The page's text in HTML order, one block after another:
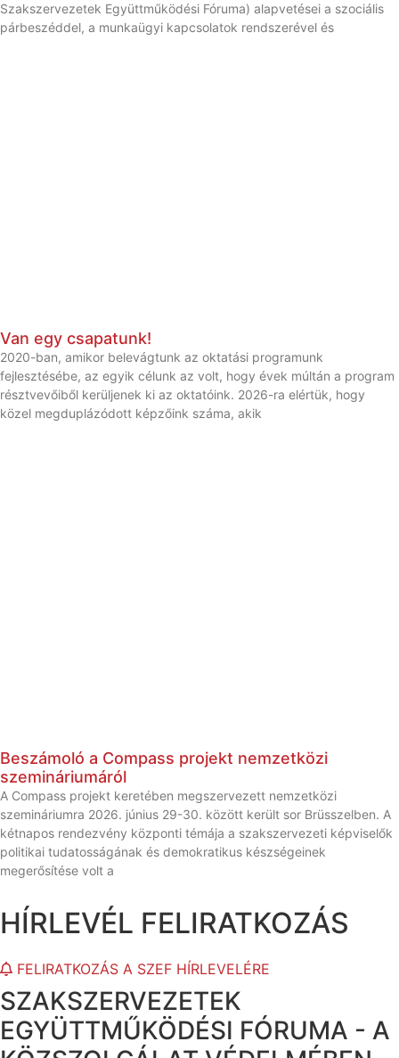
Szakszervezetek Együttműködési Fóruma) alapvetései a szociális
párbeszéddel, a munkaügyi kapcsolatok rendszerével és
Van egy csapatunk!
2020-ban, amikor belevágtunk az oktatási programunk
fejlesztésébe, az egyik célunk az volt, hogy évek múltán a program
résztvevőiből kerüljenek ki az oktatóink. 2026-ra elértük, hogy
közel megduplázódott képzőink száma, akik
Beszámoló a Compass projekt nemzetközi
szemináriumáról
A Compass projekt keretében megszervezett nemzetközi
szemináriumra 2026. június 29-30. között került sor Brüsszelben. A
kétnapos rendezvény központi témája a szakszervezeti képviselők
politikai tudatosságának és demokratikus készségeinek
megerősítése volt a
HÍRLEVÉL FELIRATKOZÁS
FELIRATKOZÁS A SZEF HÍRLEVELÉRE
SZAKSZERVEZETEK
EGYÜTTMŰKÖDÉSI FÓRUMA - A